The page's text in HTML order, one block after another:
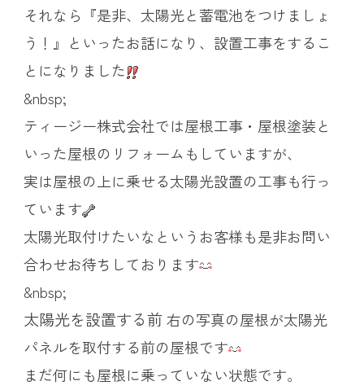
それなら『是非、太陽光と蓄電池をつけましょ
う！』といったお話になり、設置工事をするこ
とになりました
&nbsp;
ティージー株式会社では屋根工事・屋根塗装と
いった屋根のリフォームもしていますが、
実は屋根の上に乗せる太陽光設置の工事も行っ
ています
太陽光取付けたいなというお客様も是非お問い
合わせお待ちしております
&nbsp;
太陽光を設置する前右の写真の屋根が太陽光
パネルを取付する前の屋根です
まだ何にも屋根に乗っていない状態です。